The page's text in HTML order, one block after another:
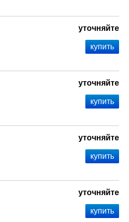
уточняйте
уточняйте
уточняйте
уточняйте